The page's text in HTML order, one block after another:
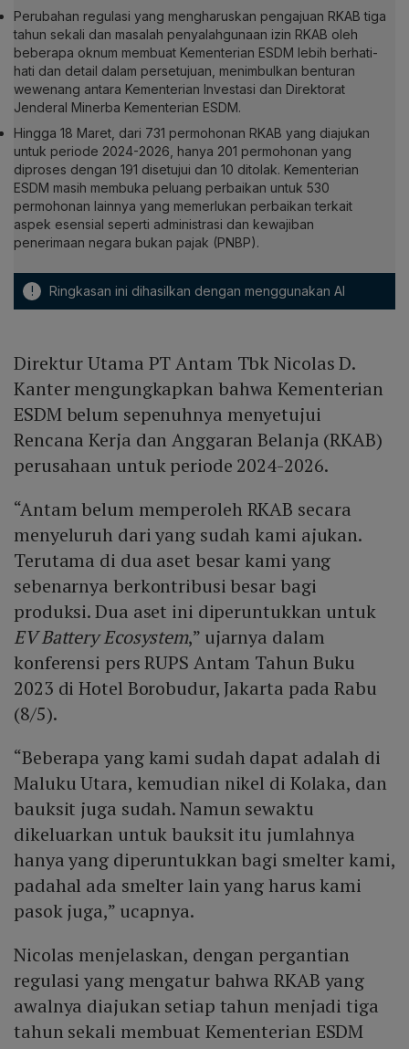
Perubahan regulasi yang mengharuskan pengajuan RKAB tiga
tahun sekali dan masalah penyalahgunaan izin RKAB oleh
beberapa oknum membuat Kementerian ESDM lebih berhati-
hati dan detail dalam persetujuan, menimbulkan benturan
wewenang antara Kementerian Investasi dan Direktorat
Jenderal Minerba Kementerian ESDM.
Hingga 18 Maret, dari 731 permohonan RKAB yang diajukan
untuk periode 2024-2026, hanya 201 permohonan yang
diproses dengan 191 disetujui dan 10 ditolak. Kementerian
ESDM masih membuka peluang perbaikan untuk 530
permohonan lainnya yang memerlukan perbaikan terkait
aspek esensial seperti administrasi dan kewajiban
penerimaan negara bukan pajak (PNBP).
! Ringkasan ini dihasilkan dengan menggunakan AI
Direktur Utama PT Antam Tbk Nicolas D.
Kanter mengungkapkan bahwa Kementerian
ESDM belum sepenuhnya menyetujui
Rencana Kerja dan Anggaran Belanja (RKAB)
perusahaan untuk periode 2024-2026.
“Antam belum memperoleh RKAB secara
menyeluruh dari yang sudah kami ajukan.
Terutama di dua aset besar kami yang
sebenarnya berkontribusi besar bagi
produksi. Dua aset ini diperuntukkan untuk
EV Battery Ecosystem,” ujarnya dalam
konferensi pers RUPS Antam Tahun Buku
2023 di Hotel Borobudur, Jakarta pada Rabu
(8/5).
“Beberapa yang kami sudah dapat adalah di
Maluku Utara, kemudian nikel di Kolaka, dan
bauksit juga sudah. Namun sewaktu
dikeluarkan untuk bauksit itu jumlahnya
hanya yang diperuntukkan bagi smelter kami,
padahal ada smelter lain yang harus kami
pasok juga,” ucapnya.
Nicolas menjelaskan, dengan pergantian
regulasi yang mengatur bahwa RKAB yang
awalnya diajukan setiap tahun menjadi tiga
tahun sekali membuat Kementerian ESDM